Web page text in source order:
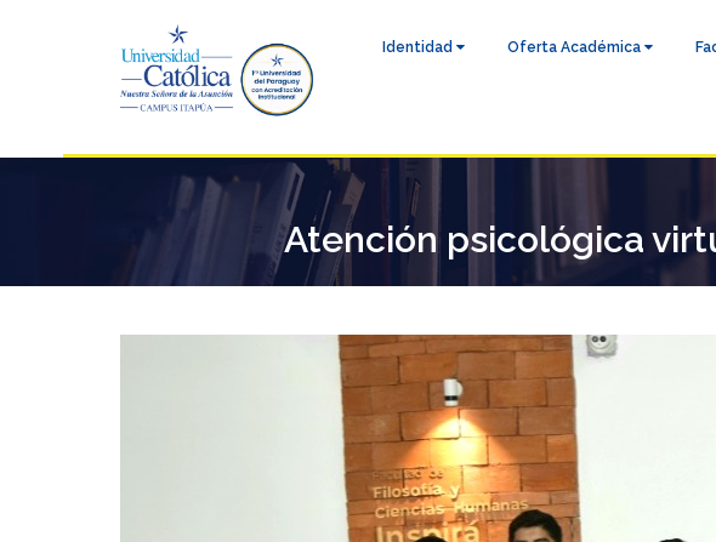
Identidad Oferta Académica
Atención psicológica